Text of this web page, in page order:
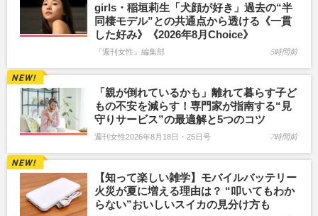
girls・稲垣莉生「犬顔が好き」過去の“半
同棲モデル”との共通点から透ける《一貫
した好み》《2026年8月Choice》
『週刊女性』編集部 5時間前
「親が倒れているかも」離れて暮らす子ど
もの不安を減らす！専門家が指南する“見
守りサービス”の最適解と5つのコツ
週刊女性2026年8月18日・25日号 7時間前
【知って楽しい雑学】モバイルバッテリー
火災が夏に増える理由は？ “叩いてもわか
らない”おいしいスイカの見分け方も